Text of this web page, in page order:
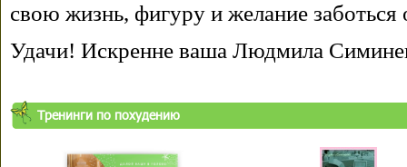
свою жизнь, фигуру и желание заботься
Удачи! Искренне ваша Людмила
Тренинги по похудению